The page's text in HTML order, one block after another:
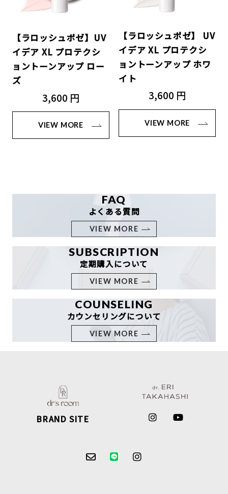
【ラロッシュポゼ】UV
イデア XL プロテクシ
ョントーンアップ ロー
ズ
3,600 円
VIEW MORE
【ラロッシュポゼ】 UV
イデア XL プロテクシ
ョントーンアップ ホワ
イト
3,600 円
VIEW MORE
FAQ
よくある質問
VIEW MORE
SUBSCRIPTION
定期購入について
VIEW MORE
COUNSELING
カウンセリングについて
VIEW MORE
BRAND SITE